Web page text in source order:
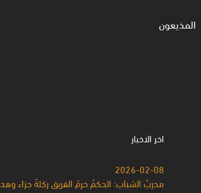
المذيعون
اخر الاخبار
2026-02-08
مدربُ الشباب: الحكمُ حرمَ الفريق ركلةَ جزاء